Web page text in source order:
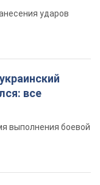
ударов
все
выполнения боевой